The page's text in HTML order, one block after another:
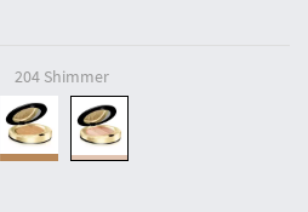
204 Shimmer